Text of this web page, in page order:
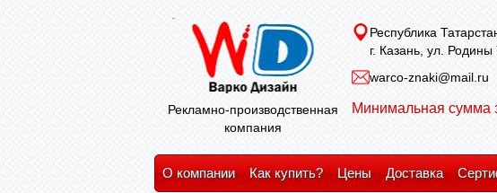
Рекламно-производственная
компания
Республика
г. Казань, ул.
warco-znaki@mail.ru
Минимальная сумма
О компании Как купить? Цены Доставка